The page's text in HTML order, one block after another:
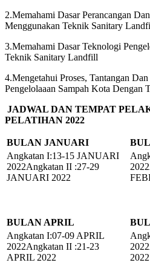
2.Memahami Dasar Perancangan
Menggunakan Teknik Sanitary
3.Memahami Dasar Teknologi
Teknik Sanitary Landfill
4.Mengetahui Proses, Tantangan
Pengelolaaan Sampah Kota Dengan
JADWAL DAN TEMPAT
PELATIHAN 2022
BULAN JANUARI
Angkatan I:13-15 JANUARI
2022Angkatan II :27-29
JANUARI 2022
BULAN APRIL
Angkatan I:07-09 APRIL
2022Angkatan II :21-23
APRIL 2022
2022